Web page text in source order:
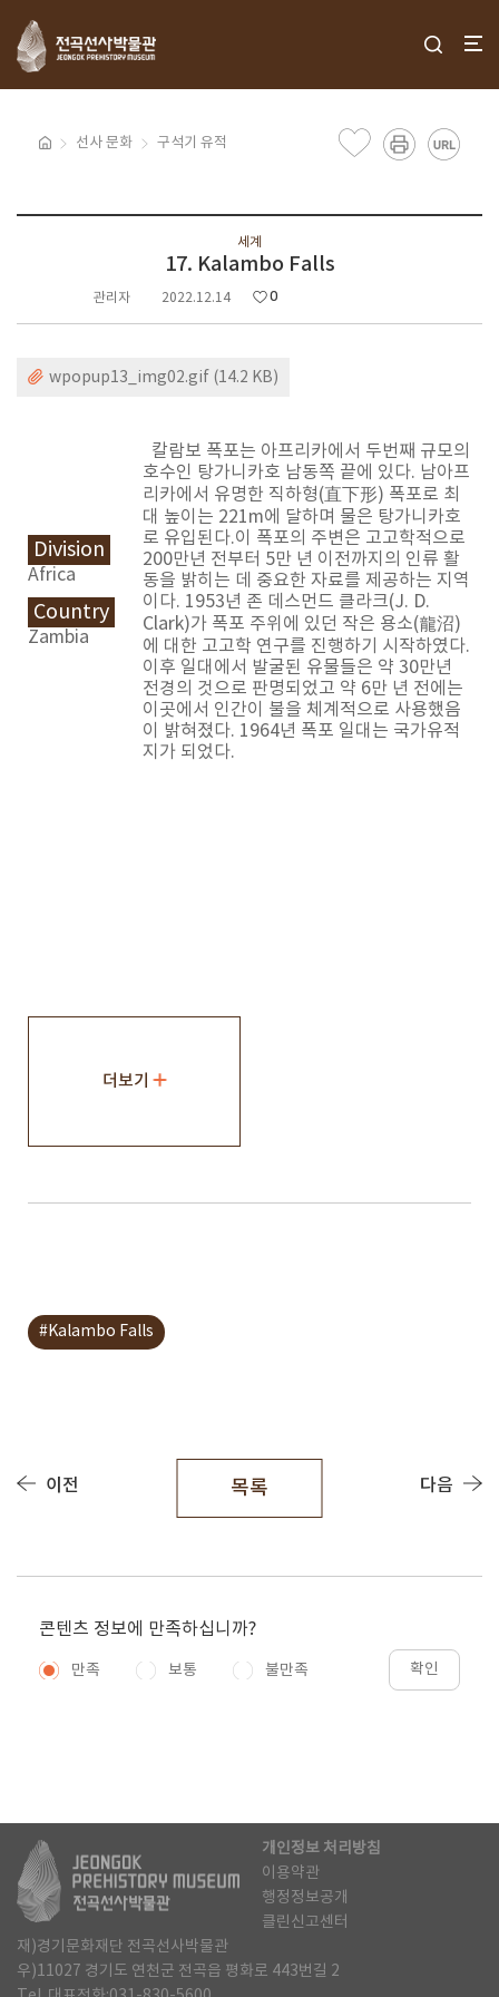
선사 문화 구석기 유적
세계
17. Kalambo Falls
관리자 2022.12.14 0
wpopup13_img02.gif (14.2 KB)
Division
Africa
Country
Zambia
칼람보 폭포는 아프리카에서 두번째 규모의
호수인 탕가니카호 남동쪽 끝에 있다. 남아프
리카에서 유명한 직하형(直下形) 폭포로 최
대 높이는 221m에 달하며 물은 탕가니카호
로 유입된다.이 폭포의 주변은 고고학적으로
200만년 전부터 5만 년 이전까지의 인류 활
동을 밝히는 데 중요한 자료를 제공하는 지역
이다. 1953년 존 데스먼드 클라크(J. D.
Clark)가 폭포 주위에 있던 작은 용소(龍沼)
에 대한 고고학 연구를 진행하기 시작하였다.
이후 일대에서 발굴된 유물들은 약 30만년
전경의 것으로 판명되었고 약 6만 년 전에는
이곳에서 인간이 불을 체계적으로 사용했음
이 밝혀졌다. 1964년 폭포 일대는 국가유적
지가 되었다.
더보기
#Kalambo Falls
이전 목록 다음
콘텐츠 정보에 만족하십니까?
만족 보통 불만족 확인
개인정보 처리방침
이용약관
행정정보공개
클린신고센터
재)경기문화재단 전곡선사박물관
우)11027 경기도 연천군 전곡읍 평화로 443번길 2